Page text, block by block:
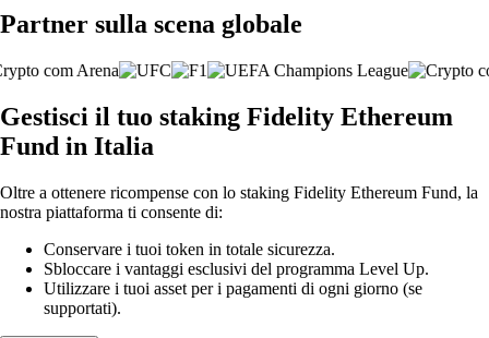
Partner sulla scena globale
Gestisci il tuo staking Fidelity Ethereum
Fund in Italia
Oltre a ottenere ricompense con lo staking Fidelity Ethereum Fund, la
nostra piattaforma ti consente di:
Conservare i tuoi token in totale sicurezza.
Sbloccare i vantaggi esclusivi del programma Level Up.
Utilizzare i tuoi asset per i pagamenti di ogni giorno (se
supportati).